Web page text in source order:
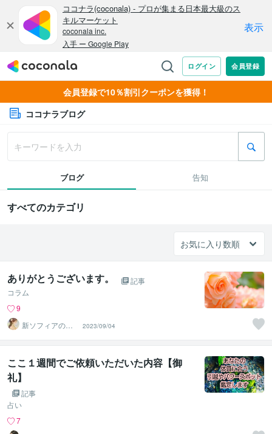
会員登録で10％割引クーポンを獲得！
ココナラブログ
ブログ 告知
すべてのカテゴリ
ありがとうございます。
記事
コラム
9
新ソフィアのイ
マココ占い★占
いと心を繋ぐ
2023/09/04
ここ１週間でご依頼いただいた内容【御
礼】
記事
占い
7